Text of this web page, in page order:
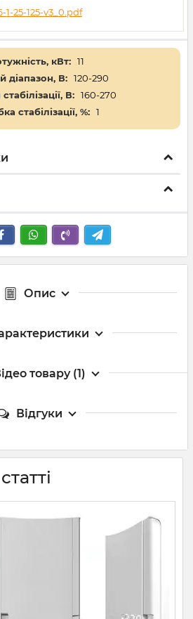
25-125-v3_0.pdf
кВт: 11
діапазон, В: 120-290
В: 160-270
стабілізації, %: 1
Опис
товару (1)
Відгуки